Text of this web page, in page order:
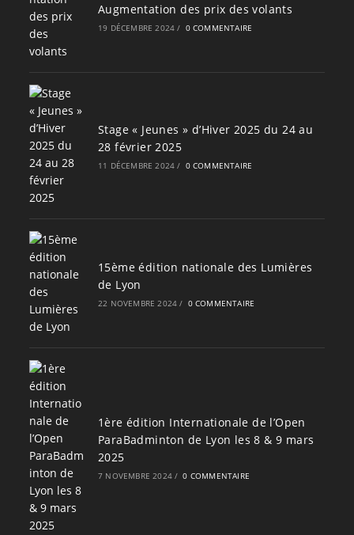
Augmentation des prix des volants
19 DÉCEMBRE 2024 / 0 COMMENTAIRE
Stage « Jeunes » d’Hiver 2025 du 24 au
28 février 2025
11 DÉCEMBRE 2024 / 0 COMMENTAIRE
15ème édition nationale des Lumières
de Lyon
22 NOVEMBRE 2024 / 0 COMMENTAIRE
1ère édition Internationale de l’Open
ParaBadminton de Lyon les 8 & 9 mars
2025
7 NOVEMBRE 2024 / 0 COMMENTAIRE